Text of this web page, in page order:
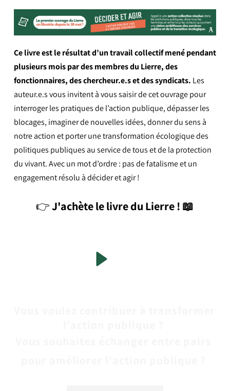
Ce livre est le résultat d’un travail collectif mené pendant
plusieurs mois par des membres du Lierre, des
fonctionnaires, des chercheur.e.s et des syndicats. Les
auteur.e.s vous invitent à vous saisir de cet ouvrage pour
interroger les pratiques de l’action publique, dépasser les
blocages, imaginer de nouvelles idées, donner du sens à
notre action et porter une transformation écologique des
politiques publiques au service de tous et de la protection
du vivant. Avec un mot d’ordre : pas de fatalisme et un
engagement résolu à décider et agir !
👉J'achète le livre du Lierre ! 📖